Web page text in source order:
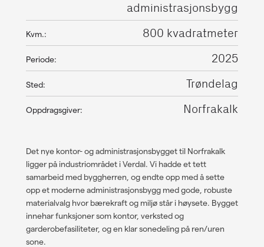
administrasjonsbygg
Kvm.: 800 kvadratmeter
Periode: 2025
Sted: Trøndelag
Oppdragsgiver: Norfrakalk
Det nye kontor- og administrasjonsbygget til Norfrakalk
ligger på industriområdet i Verdal. Vi hadde et tett
samarbeid med byggherren, og endte opp med å sette
opp et moderne administrasjonsbygg med gode, robuste
materialvalg hvor bærekraft og miljø står i høysete. Bygget
innehar funksjoner som kontor, verksted og
garderobefasiliteter, og en klar sonedeling på ren/uren
sone.